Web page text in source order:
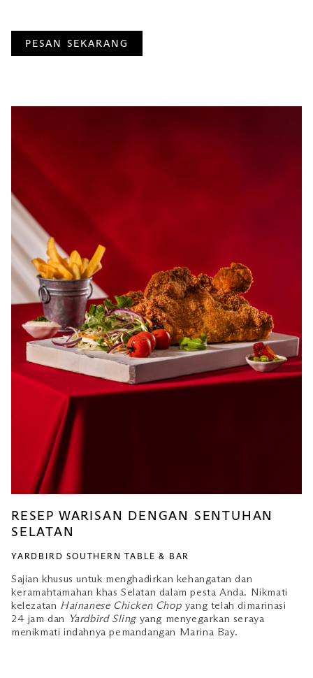
PESAN SEKARANG
RESEP WARISAN DENGAN SENTUHAN
SELATAN
YARDBIRD SOUTHERN TABLE & BAR
Sajian khusus untuk menghadirkan kehangatan dan
keramahtamahan khas Selatan dalam pesta Anda. Nikmati
kelezatan Hainanese Chicken Chop yang telah dimarinasi
24 jam dan
Yardbird Slingyang menyegarkan seraya
menikmati indahnya pemandangan Marina Bay.